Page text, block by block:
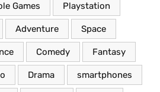
Games Playstation
Adventure Space
Comedy Fantasy
Drama smartphones